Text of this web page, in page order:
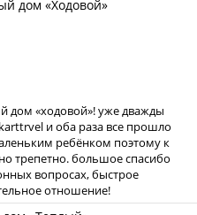
дом «ходовой»! уже дважды
и оба раза все прошло
ребёнком поэтому к
трепетно. большое спасибо
вопросах, быстрое
отношение!